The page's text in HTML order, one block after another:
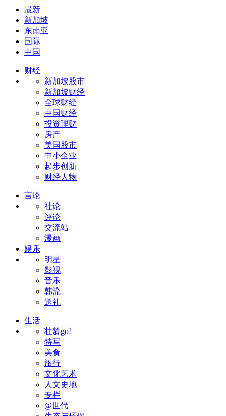
最新
新加坡
东南亚
国际
中国
财经
新加坡股市
新加坡财经
全球财经
中国财经
投资理财
房产
美国股市
中小企业
起步创新
财经人物
言论
社论
评论
交流站
漫画
娱乐
明星
影视
音乐
韩流
送礼
生活
壮龄go!
特写
美食
旅行
文化艺术
人文史地
专栏
@世代